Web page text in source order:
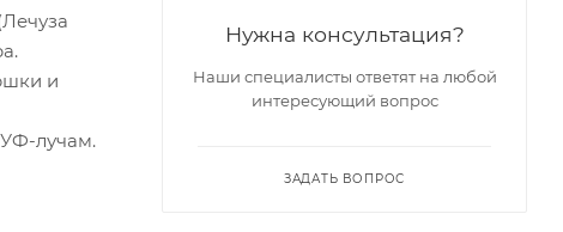
и
лучам.
Нужна консультация?
Наши специалисты ответят на любой
интересующий вопрос
ЗАДАТЬ ВОПРОС